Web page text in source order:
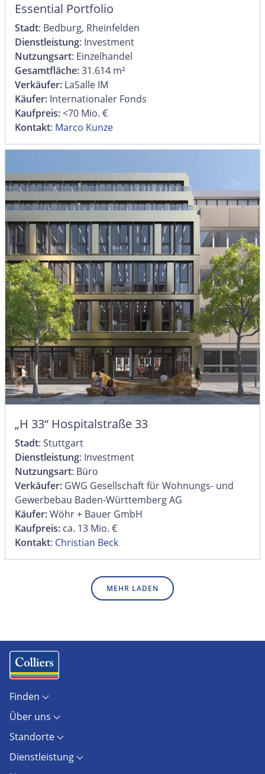
Essential Portfolio
Stadt: Bedburg, Rheinfelden
Dienstleistung: Investment
Nutzungsart: Einzelhandel
Gesamtfläche:31.614 m²
Verkäufer: LaSalle IM
Käufer: Internationaler Fonds
Kaufpreis:<70 Mio. €
Kontakt: Marco Kunze
„H 33“ Hospitalstraße 33
Stadt: Stuttgart
Dienstleistung: Investment
Nutzungsart: Büro
Verkäufer: GWG Gesellschaft für Wohnungs- und
Gewerbebau Baden-Württemberg AG
Käufer:Wöhr + Bauer GmbH
Kaufpreis: ca. 13 Mio. €
Kontakt: Christian Beck
MEHR LADEN
Finden
Standorte
Immobilienlexikon
AGB
AGB Hamburg
Über uns
Unternehmen
Presse
Newsroom
Standorte
Dresden
Dienstleistung